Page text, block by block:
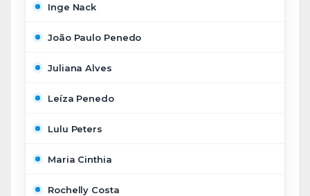
Inge Nack
João Paulo Penedo
Juliana Alves
Leíza Penedo
Lulu Peters
Maria Cinthia
Rochelly Costa